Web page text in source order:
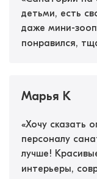
детьми, есть
даже мини-
понравился,
Марья К
«Хочу сказать
персоналу
лучше!
интерьеры,